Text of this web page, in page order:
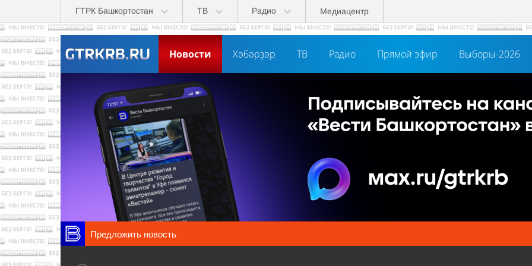
Перейти к основному содержанию
ГТРК Башкортостан ТВ Радио Медиацентр
Новости Хәбәрҙәр ТВ Радио Прямой эфир Выборы-2026
Предложить новость